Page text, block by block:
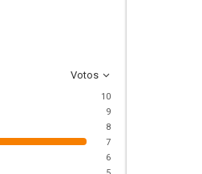
Votos
10
9
8
7
6